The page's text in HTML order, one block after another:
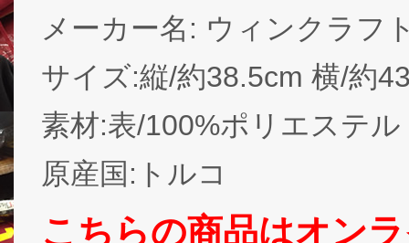
メーカー名: ウィンクラフ
サイズ:縦/約38.5cm 横/約
素材:表/100%ポリエステ
原産国:トルコ
こちらの商品はオン